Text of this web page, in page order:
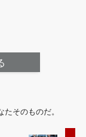
そのものだ。